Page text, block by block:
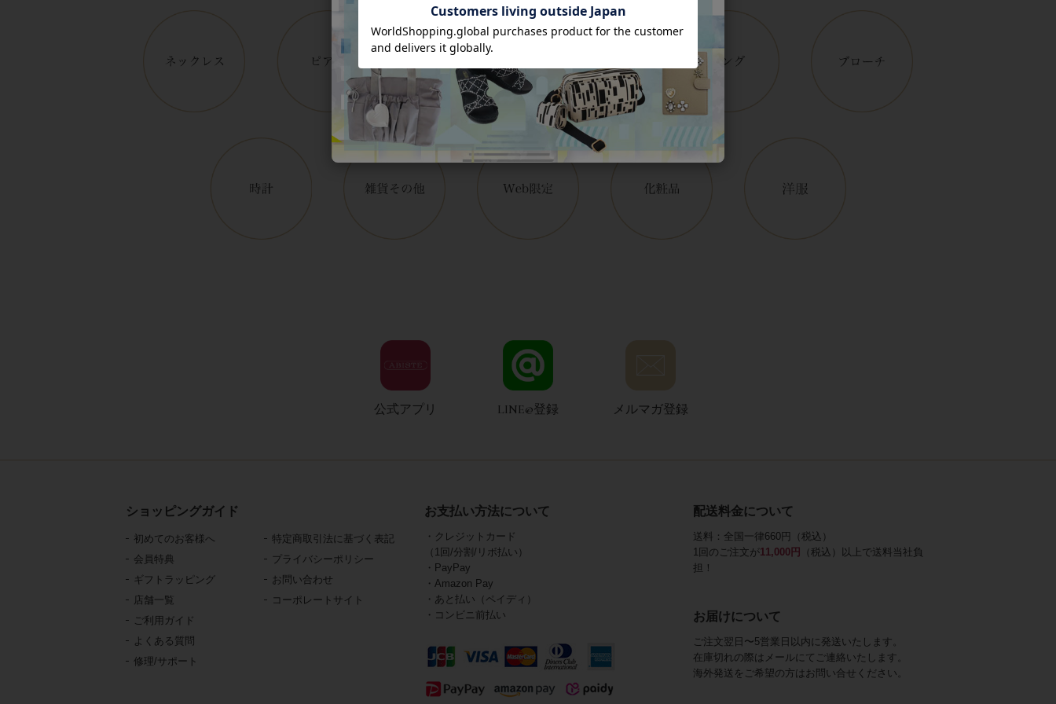
公式アプリ LINE@登録 メルマガ登録
ショッピングガイド
初めてのお客様へ
会員特典
ギフトラッピング
店舗一覧
ご利用ガイド
よくある質問
修理/サポート
特定商取引法に基づく表記
プライバシーポリシー
お問い合わせ
コーポレートサイト
お支払い方法について
・クレジットカード
（1回/分割/リボ払い）
・PayPay
・Amazon Pay
・あと払い（ペイディ）
・コンビニ前払い
配送料金について
送料：全国一律660円（税込）
1回のご注文が11,000円
（税込）以上で送料当社負
担！
お届けについて
ご注文翌日〜5営業日以内に発送いたします。
在庫切れの際はメールにてご連絡いたします。
海外発送をご希望の方はお問い合せください。